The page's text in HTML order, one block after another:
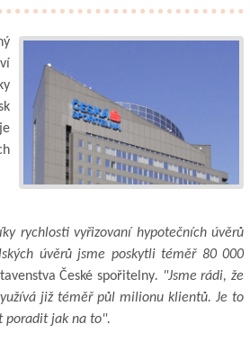
rychlosti vyřizovaní hypotečních úvěrů
úvěrů jsme poskytli téměř 80 000
České spořitelny. "Jsme rádi, že
již téměř půl milionu klientů. Je to
poradit jak na to".